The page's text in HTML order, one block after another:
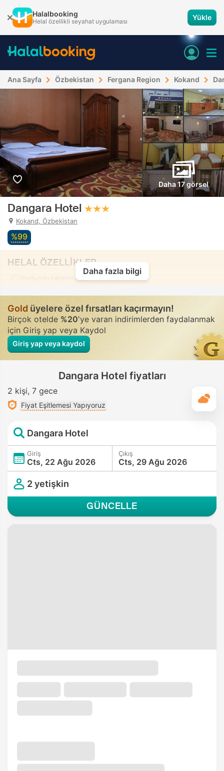
Halalbooking
Helal özellikli seyahat uygulaması Yükle
Ana Sayfa Özbekistan Fergana Region Kokand
Daha 17 görsel
Dangara Hotel
Kokand, Özbekistan
%99
HELAL ÖZELLİKLER
Hortumlu taharet duşu • Tüm odalarda
Daha fazla bilgi
Goldüyelere özel fırsatları kaçırmayın!
Birçok otelde%20'ye varan indirimlerden faydalanmak
için Giriş yap veya Kaydol
Giriş yap veya kaydol
Dangara Hotel fiyatları
2 kişi 7 gece
Fiyat Eşitlemesi Yapıyoruz
Dangara Hotel
Giriş
Cts, 22 Ağu 2026
Çıkış
Cts, 29 Ağu 2026
2 yetişkin
GÜNCELLE